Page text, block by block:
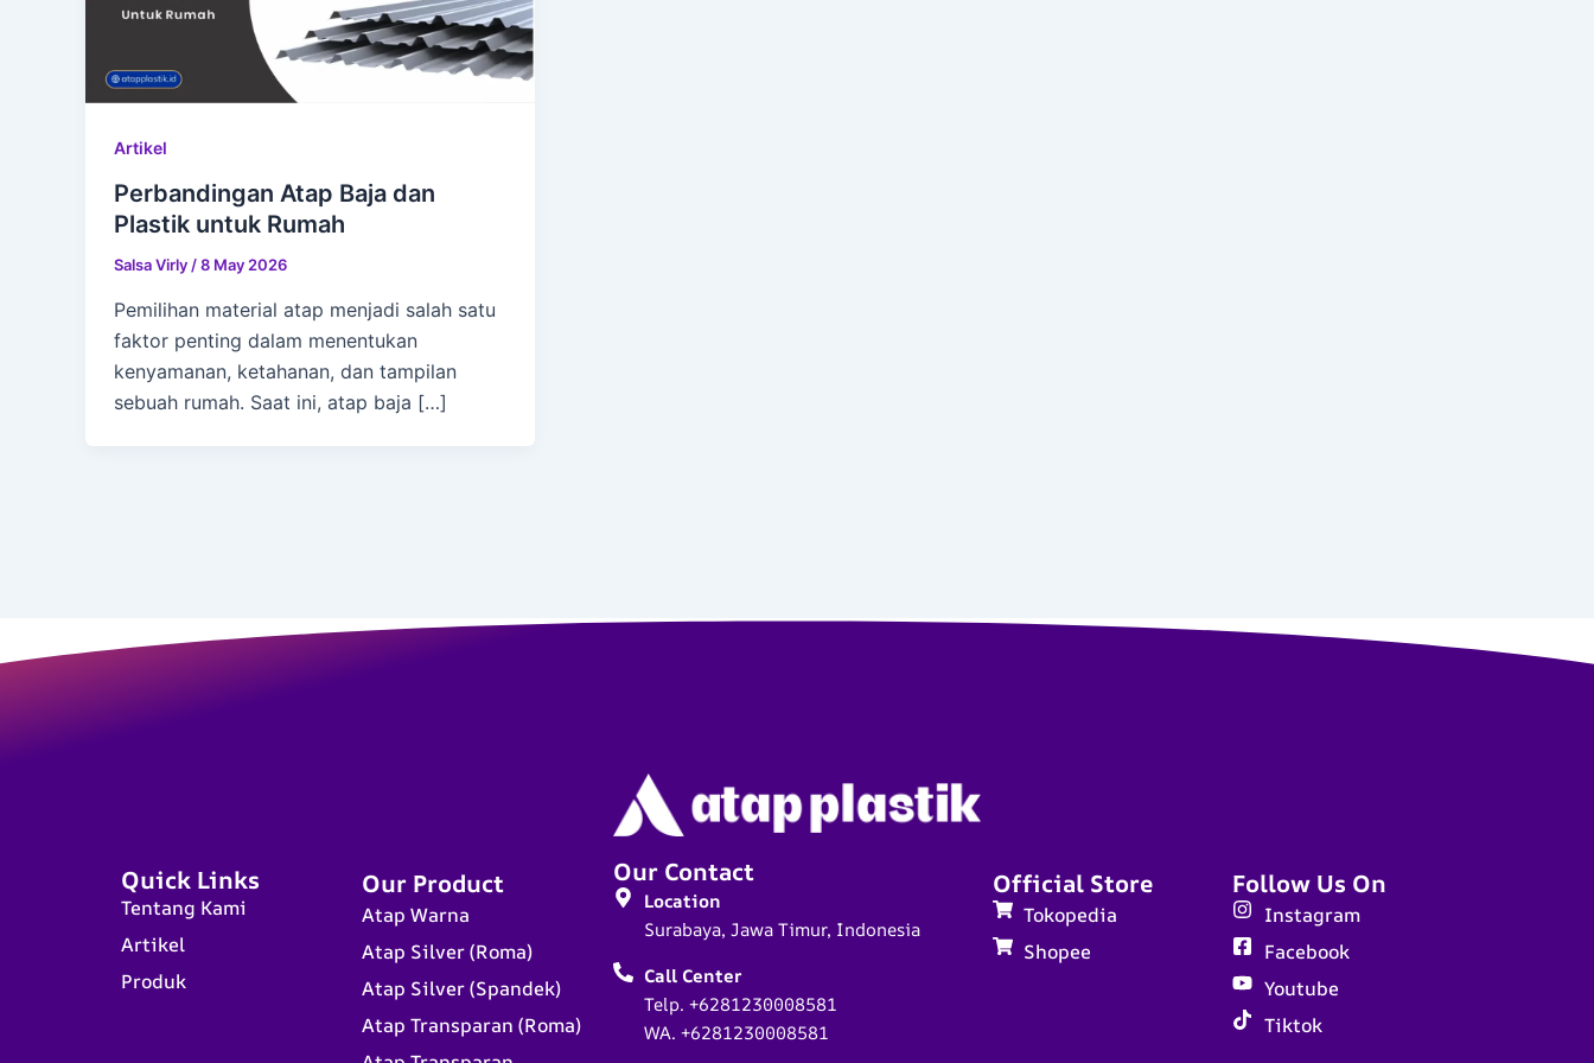
Artikel
Perbandingan Atap Baja dan
Plastik untuk Rumah
Salsa Virly /8 May 2026
Pemilihan material atap menjadi salah satu
faktor penting dalam menentukan
kenyamanan, ketahanan, dan tampilan
sebuah rumah. Saat ini, atap baja […]
Quick Links
Tentang Kami
Artikel
Produk
Our Product
Atap Warna
Atap Silver (Roma)
Atap Silver (Spandek)
Atap Transparan (Roma)
Our Contact
Location
Surabaya, Jawa Timur, Indonesia
Call Center
Telp. +6281230008581
WA. +6281230008581
Official Store
Tokopedia
Shopee
Follow Us On
Instagram
Facebook
Youtube
Tiktok